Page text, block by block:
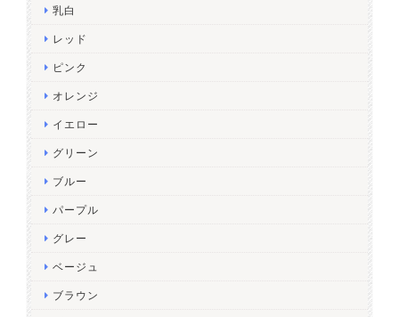
乳白
レッド
ピンク
オレンジ
イエロー
グリーン
ブルー
パープル
グレー
ベージュ
ブラウン